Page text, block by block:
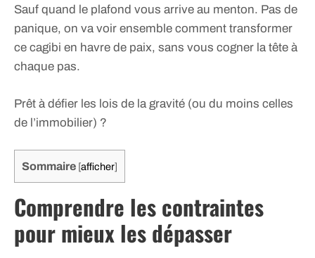
Sauf quand le plafond vous arrive au menton. Pas de
panique, on va voir ensemble comment transformer
ce cagibi en havre de paix, sans vous cogner la tête à
chaque pas.
Prêt à défier les lois de la gravité (ou du moins celles
de l’immobilier) ?
Sommaire [afficher]
Comprendre les contraintes
pour mieux les dépasser